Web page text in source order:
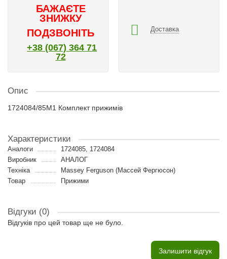
БАЖАЄТЕ
ЗНИЖКУ
ПОДЗВОНІТЬ
+38 (067) 364 71
72
Доставка
Опис
1724084/85M1 Комплект прижимів
Характеристики
Аналоги
1724085, 1724084
Виробник
АНАЛОГ
Техніка
Massey Ferguson (Массей Фергюсон)
Товар
Прижими
Відгуки (0)
Відгуків про цей товар ще не було.
Залишити відгук